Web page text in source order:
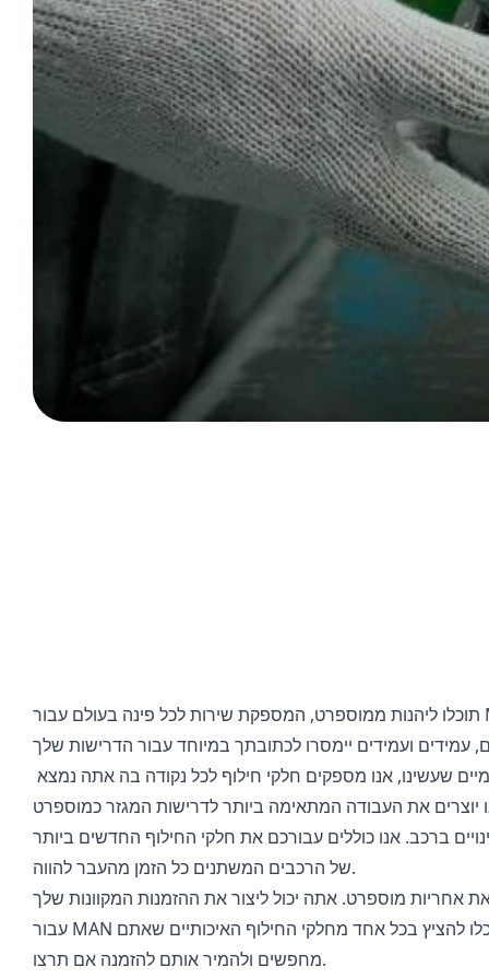
תוכלו ליהנות ממוספרט, המספקת שירות לכל פינה בעולם עבור MAN Spare Parts / MAN Spare Parts. חברתנו מספקת שירותים נרחבים לאנשים
ברכב. אנו כוללים עבורכם את חלקי החילוף החדשים ביותר
של הרכבים המשתנים כל הזמן מהעבר להווה.
אחריות מוספרט. אתה יכול ליצור את ההזמנות המקוונות שלך
עבור MAN חלקי חילוף וכלי רכב כבדים. יש קטלוגים ורשימות מוצרים קשורים באתר שלנו בשבילך. תוכלו להציץ בכל אחד מחלקי החילוף האיכותיים שאתם
מחפשים ולהמיר אותם להזמנה אם תרצו.